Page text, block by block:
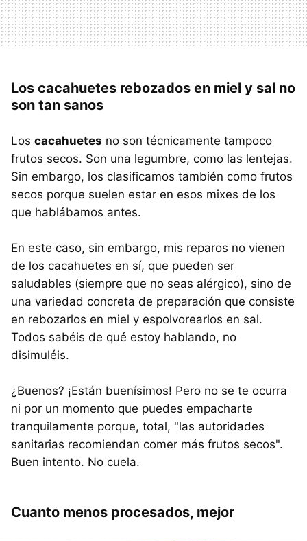
Los cacahuetes rebozados en miel y sal no
son tan sanos
Los cacahuetes no son técnicamente tampoco
frutos secos. Son una legumbre, como las lentejas.
Sin embargo, los clasificamos también como frutos
secos porque suelen estar en esos mixes de los
que hablábamos antes.
En este caso, sin embargo, mis reparos no vienen
de los cacahuetes en sí, que pueden ser
saludables (siempre que no seas alérgico), sino de
una variedad concreta de preparación que consiste
en rebozarlos en miel y espolvorearlos en sal.
Todos sabéis de qué estoy hablando, no
disimuléis.
¿Buenos? ¡Están buenísimos! Pero no se te ocurra
ni por un momento que puedes empacharte
tranquilamente porque, total, "las autoridades
sanitarias recomiendan comer más frutos secos".
Buen intento. No cuela.
Cuanto menos procesados, mejor